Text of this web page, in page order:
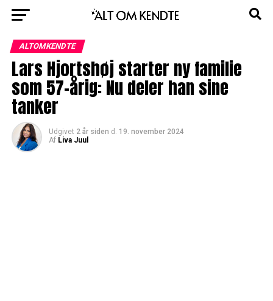
ALTOMKENDTE
Lars Hjortshøj starter ny familie
som 57-årig: Nu deler han sine
tanker
Udgivet 2 år siden d. 19. november 2024
Af Liva Juul